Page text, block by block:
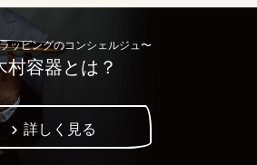
ッピングのコンシェルジュ〜
村容器とは？
詳しく見る